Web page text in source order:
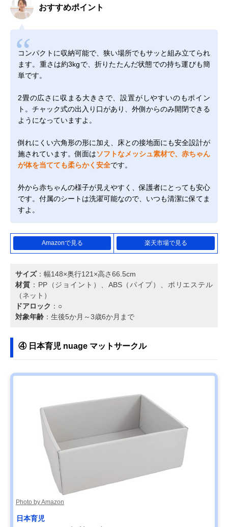
おすすめポイント
コンパクトに収納可能で、狭い場所でもサッと組み立てられ
ます。重さは約3kgで、折りたたんだ状態での持ち運びも簡
単です。
2畳の広さに収まる大きさで、設置がしやすいのもポイン
ト。チャック式の出入り口があり、外側からのみ開閉できる
ようになっていますよ。
倒れにくい六角形の形に加え、床との接地面にも安全設計が
施されています。側面はソフトなメッシュ素材で、赤ちゃん
が体を当てても柔らかく安全です。
外から赤ちゃんの様子が見えやすく、保護者にとっても安心
です。付属のシートは洗濯可能なので、いつも清潔に保てま
すよ。
Amazonで見る 楽天市場で見る
サイズ：幅148×奥行121×高さ66.5cm
材質 ：PP（ジョイント）、ABS（パイプ）、ポリエステル
（ネット）
ドアロック ：○
対象年齢 ：生後5か月～3歳6か月まで
④ 日本育児 nuage マットサークル
Photo by Amazon
日本育児